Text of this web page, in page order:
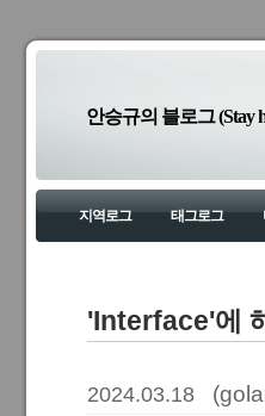
안승규의 블로그 (Stay
지역로그 태그로그
'Interface'에
2024.03.18